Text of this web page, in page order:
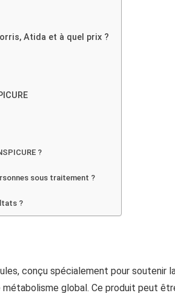
Atida et à quel prix ?
?
sous traitement ?
?
conçu spécialement pour soutenir
global. Ce produit peut